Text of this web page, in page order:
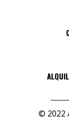
© 2022